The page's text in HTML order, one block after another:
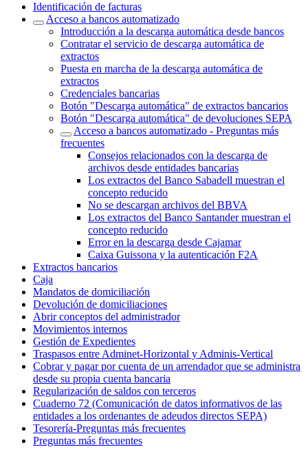
Identificación de facturas
Acceso a bancos automatizado
Introducción a la descarga automática desde bancos
Contratar el servicio de descarga automática de
extractos
Puesta en marcha de la descarga automática de
extractos
Credenciales bancarias
Botón "Descarga automática" de extractos bancarios
Botón "Descarga automática" de devoluciones SEPA
Acceso a bancos automatizado - Preguntas más
frecuentes
Consejos relacionados con la descarga de
archivos desde entidades bancarias
Los extractos del Banco Sabadell muestran el
concepto reducido
No se descargan archivos del BBVA
Los extractos del Banco Santander muestran el
concepto reducido
Error en la descarga desde Cajamar
Caixa Guissona y la autenticación F2A
Extractos bancarios
Caja
Mandatos de domiciliación
Devolución de domiciliaciones
Abrir conceptos del administrador
Movimientos internos
Gestión de Expedientes
Traspasos entre Adminet-Horizontal y Adminis-Vertical
Cobrar y pagar por cuenta de un arrendador que se administra
desde su propia cuenta bancaria
Regularización de saldos con terceros
Cuaderno 72 (Comunicación de datos informativos de las
entidades a los ordenantes de adeudos directos SEPA)
Tesorería‎-‎Preguntas más frecuentes‎
Preguntas más frecuentes